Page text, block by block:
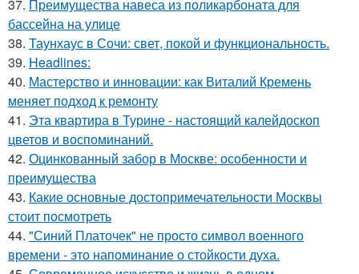
37. Преимущества навеса из поликарбоната для
бассейна на улице
38. Таунхаус в Сочи: свет, покой и функциональность.
39. Headlines:
40. Мастерство и инновации: как Виталий Кремень
меняет подход к ремонту
41. Эта квартира в Турине - настоящий калейдоскоп
цветов и воспоминаний.
42. Оцинкованный забор в Москве: особенности и
преимущества
43. Какие основные достопримечательности Москвы
стоит посмотреть
44. "Синий Платочек" не просто символ военного
времени - это напоминание о стойкости духа.